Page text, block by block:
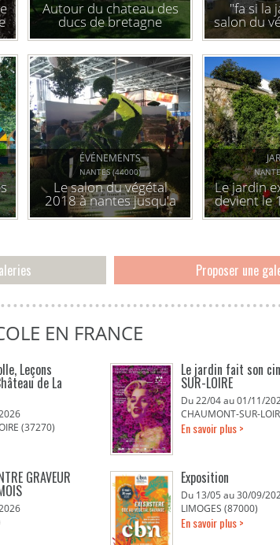
Autour du chateau des
ducs de bretagne
"fa si la
salon du
ÉVÉNEMENTS
NANTES (44000)
Le salon du végétal
2018 à nantes jusqu'a
jeudi au parc des
Le jardin
devient le
parc
Proposer une
EN FRANCE
Leçons
de La
(37270)
Le jardin fait son
SUR-LOIRE
Du 22/04 au 01/11/
CHAUMONT-SUR-
En savoir plus >
GRAVEUR Exposition
Du 13/05 au 30/09/
LIMOGES (87000)
En savoir plus >